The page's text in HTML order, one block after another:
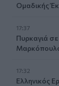
Ομαδικής
17:37
Πυρκαγιά
17:32
Ελληνικός